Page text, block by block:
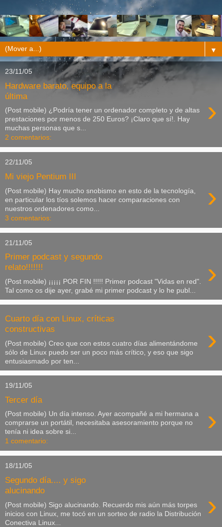
▼
23/11/05
Hardware barato, equipo a la
última
›
(Post mobile) ¿Podría tener un ordenador completo y de altas
prestaciones por menos de 250 Euros? ¡Claro que sí!. Hay
muchas personas que s...
2 comentarios:
22/11/05
Mi viejo Pentium III
›
(Post mobile) Hay mucho snobismo en esto de la tecnología,
en particular los tíos solemos hacer comparaciones con
nuestros ordenadores como...
3 comentarios:
21/11/05
Primer podcast y segundo
relato!!!!!!!
›
(Post mobile) ¡¡¡¡¡ POR FIN !!!!! Primer podcast "Vidas en red".
Tal como os dije ayer, grabé mi primer podcast y lo he publ...
Cuarto día con Linux, críticas
constructivas
›
(Post mobile) Creo que con estos cuatro días alimentándome
sólo de Linux puedo ser un poco más crítico, y eso que sigo
entusiasmado por ten...
19/11/05
Tercer día
›
(Post mobile) Un día intenso. Ayer acompañé a mi hermana a
comprarse un portátil, necesitaba asesoramiento porque no
tenía ni idea sobre si...
1 comentario:
18/11/05
Segundo día.... y sigo
alucinando
›
(Post mobile) Sigo alucinando. Recuerdo mis aún más torpes
inicios con Linux, me tocó en un sorteo de radio la Distribución
Conectiva Linux...